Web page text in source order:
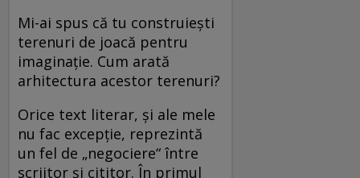
Mi-ai spus că tu construieşti
terenuri de joacă pentru
imaginaţie. Cum arată
arhitectura acestor terenuri?
Orice text literar, şi ale mele
nu fac excepţie, reprezintă
un fel de „negociere“ între
scriitor şi cititor. În primul